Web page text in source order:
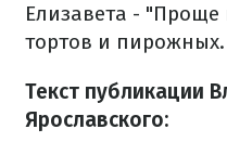
Елизавета - "Проще
тортов и пирожных.
Текст публикации
Ярославского: